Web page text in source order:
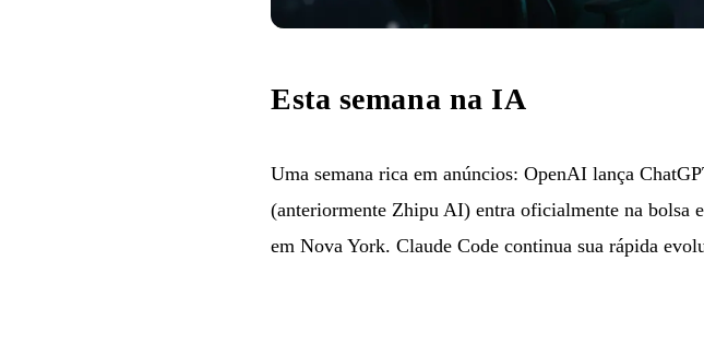
Esta semana na IA
Uma semana rica em anúncios: OpenAI lança
(anteriormente Zhipu AI) entra oficialmente na bolsa
em Nova York. Claude Code continua sua rápida